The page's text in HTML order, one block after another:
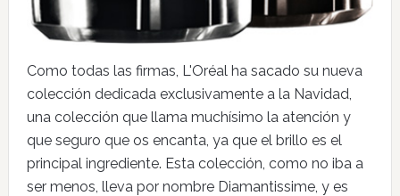
Como todas las firmas, L'Oréal ha sacado su nueva
colección dedicada exclusivamente a la Navidad,
una colección que llama muchísimo la atención y
que seguro que os encanta, ya que el brillo es el
principal ingrediente. Esta colección, como no iba a
ser menos, lleva por nombre Diamantissime, y es